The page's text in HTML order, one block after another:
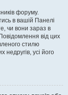
форуму.
в вашій Панелі
чи вони зараз в
від цих
стилю
усі його